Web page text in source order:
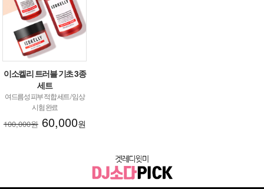
이소켈리 트러블 기초 3종
세트
여드름성 피부 적합 세트 / 임상
시험 완료
100,000원60,000원